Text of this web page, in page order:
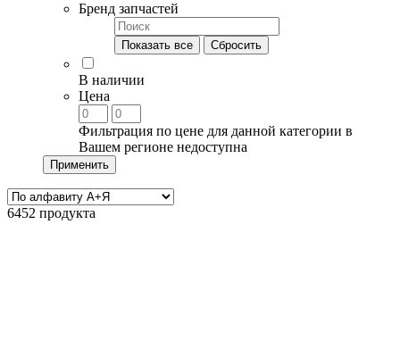
Бренд запчастей
Показать все Сбросить
В наличии
Цена
Фильтрация по цене для данной категории в
Вашем регионе недоступна
Применить
6452 продукта